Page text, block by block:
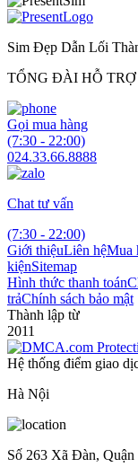
Sim Đẹp Dẫn Lối
TỔNG ĐÀI HỖ TRỢ
Gọi mua hàng
(7:30 - 22:00)
024.33.66.8888
Chat tư vấn
(7:30 - 22:00)
Giới thiệuLiên hệMua
kiệnSitemap
Hình thức thanh toán
trảChính sách bảo mật
Thành lập từ
2011
Hệ thống điểm giao
Hà Nội
Số 263 Xã Đàn,